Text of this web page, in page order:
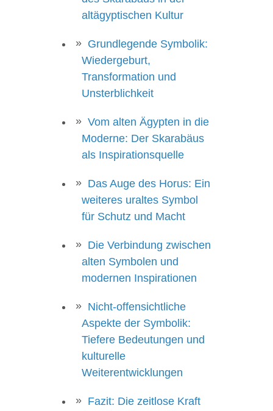
altägyptischen Kultur
Grundlegende Symbolik:
Wiedergeburt,
Transformation und
Unsterblichkeit
Vom alten Ägypten in die
Moderne: Der Skarabäus
als Inspirationsquelle
Das Auge des Horus: Ein
weiteres uraltes Symbol
für Schutz und Macht
Die Verbindung zwischen
alten Symbolen und
modernen Inspirationen
Nicht-offensichtliche
Aspekte der Symbolik:
Tiefere Bedeutungen und
kulturelle
Weiterentwicklungen
Fazit: Die zeitlose Kraft